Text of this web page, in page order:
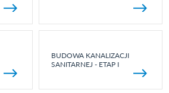
BUDOWA KANALIZACJI
SANITARNEJ - ETAP I